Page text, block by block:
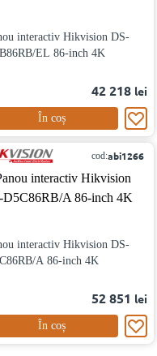
interactiv Hikvision DS-
EL 86-inch 4K
42 218 lei
În coș
cod:abi1266
interactiv Hikvision DS-
A 86-inch 4K
52 851 lei
În coș